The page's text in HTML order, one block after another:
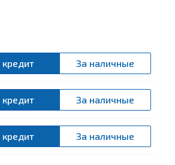
кредит За наличные
кредит За наличные
кредит За наличные